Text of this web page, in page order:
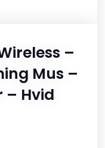
–
Mus –
– Hvid